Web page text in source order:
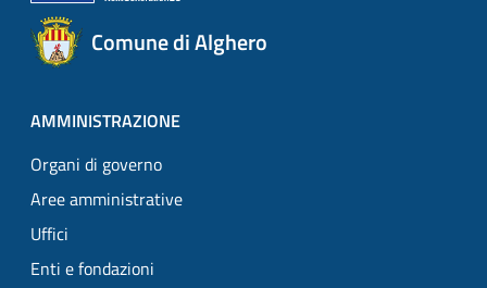
Comune di Alghero
AMMINISTRAZIONE
Organi di governo
Aree amministrative
Uffici
Enti e fondazioni